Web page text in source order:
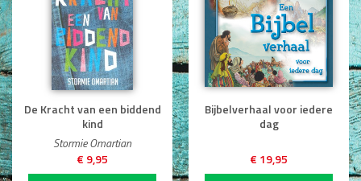
De Kracht van een biddend
kind
Stormie Omartian
€ 9,95
Bijbelverhaal voor iedere
dag
€ 19,95